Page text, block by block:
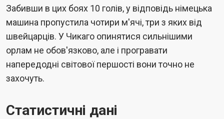
Забивши в цих боях 10 голів, у відповідь німецька
машина пропустила чотири м'ячі, три з яких від
швейцарців. У Чикаго опинятися сильнішими
орлам не обов'язково, але і програвати
напередодні світової першості вони точно не
захочуть.
Статистичні дані